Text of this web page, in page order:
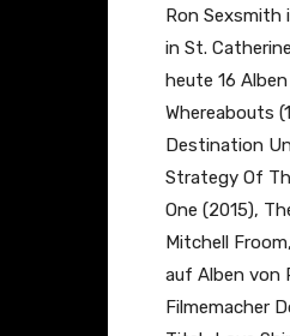
n
d
(
A
n
i
m
a
t
i
Ron Sexsmith
in St.
heute 16
Whereabouts
Destination
Strategy Of
One (2015),
Mitchell
auf Alben von
Filmemacher